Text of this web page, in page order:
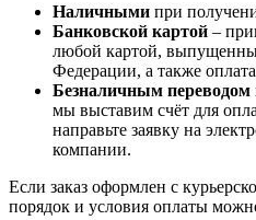
Наличными при
Банковской картой –
любой картой,
Федерации, а также
Безналичным переводом
мы выставим счёт для
направьте заявку на
компании.
Если заказ оформлен с
порядок и условия оплаты